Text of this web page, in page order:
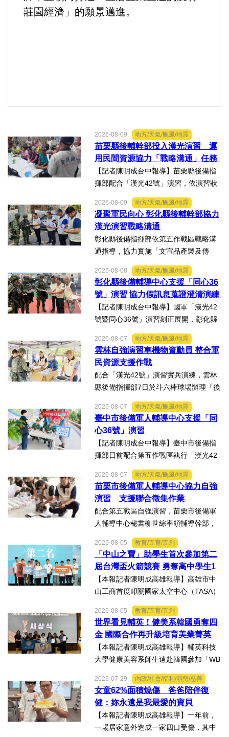
莊園經濟」的願景邁進。
2026-08-09 地方/天氣/颱風/地震
苗栗縣後輔幹部投入漢光演習 運
用民間資源協力「戰略溝通」任務
【記者陳明成台中報導】苗栗縣後備指
揮部配合「漢光42號」演習，依演習狀
軍民資源、協助軍事作戰任務，特別透
過輔導幹部運用在地宣傳能量，編組民
間廣播車，結合村里廣播系...
2026-08-09 地方/天氣/颱風/地震
凝聚軍民向心 彰化縣後輔幹部協力
漢光演習戰略溝通
彰化縣後備指揮部依第五作戰區戰略溝
通指導，協力實施「文宣品產製及傳
合國軍「漢光42號」演習，彰化縣後備
指揮部依第五作戰區戰略溝通指導，協
力實施「文宣品產製及傳散...
2026-08-08 地方/天氣/颱風/地震
彰化縣後備輔導中心支援「同心36
號」演習 協力假訊息蒐證澄清演練
【記者陳明成台中報導】國軍「漢光42
號暨同心36號」演習刻正展開，彰化縣
導，協力陸軍104旅實施「假訊息蒐證澄
清」演練。動員芳苑鄉後備軍人輔導中
心陳宗文主任、陳芳果秘...
2026-08-07 地方/天氣/颱風/地震
雲林自強演習車機物資動員 整合軍
民資源支援作戰
配合「漢光42號」演習實兵演練，雲林
縣後備指揮部7日於斗六棒球場辦理「後
資接收作業－自強演習」。【記者陳明
成台中報導】配合「漢光42號」演習實
兵演練，雲林縣後備指揮...
2026-08-07 地方/天氣/颱風/地震
臺中市後備軍人輔導中心支援「同
心36號」演習
【記者陳明成台中報導】臺中市後備指
揮部日前配合第五作戰區執行「漢光42
教育召集作業，臺中市外埔區、清水
區、大安區等後備軍人輔導中心全力投
入支援任務，設置服務台協助...
2026-08-07 地方/天氣/颱風/地震
苗栗市後備軍人輔導中心協力自強
演習 支援聯合徵集作業
配合第五戰區自強演習，苗栗市後備軍
人輔導中心秘書柳世綜率領輔導幹部，
徵用作業演練。【記者陳明成台中報
導】為驗證全民防衛動員機制，苗栗市
後備軍人輔導中心配合第五...
2026-08-05 教育/五育/五創
「中山之寶」助學生首次參加第二
屆台灣盃火箭競賽 勇奪高中學生1
K組亞軍
【本報記者陳明成高雄報導】高雄市中
山工商首度叩關國家太空中心（TASA）
一路過關斬將，順利完成火箭發射，並
將全箭完整回收，勇奪高中學生1K組亞
軍，表現亮眼。陳國清...
2026-08-05 教育/五育/五創
世界看見輔英！健美系韓國勇奪四
金 國際合作再升級培育美業菁英
【本報記者陳明成高雄報導】輔英科技
大學健康美容系師生遠赴韓國參加「WB
賽」及「2026WBAGlobalTripleChallen
ge全球美學現場賽」，展現紮實專業實
力，師生聯手勇奪四金、...
2026-07-29 內政/社會/福利/弱勢/慈善
女童62%面積燒傷 爸爸陪伴復
健：妳永遠是我最愛的寶貝
【本報記者陳明成高雄報導】一年前，
一場居家意外造成一家四口受傷，其中